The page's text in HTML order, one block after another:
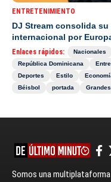
ENTRETENIMIENTO
DJ Stream consolida
internacional por
Enlaces rápidos: Nacionales
República Dominicana
Deportes
Estilo
Béisbol
portada
Somos una